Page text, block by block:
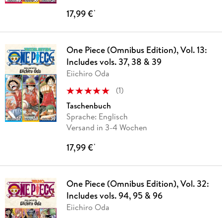
17,99 €*
One Piece (Omnibus Edition), Vol. 13:
Includes vols. 37, 38 & 39
Eiichiro Oda
(1)
Taschenbuch
Sprache: Englisch
Versand in 3-4 Wochen
17,99 €*
One Piece (Omnibus Edition), Vol. 32:
Includes vols. 94, 95 & 96
Eiichiro Oda